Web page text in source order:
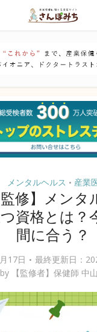
メンタルヘルス • 産業
監修】メン
資格とは？
間に合う？
17日
最終更新日：
by
【監修者】保健師 中